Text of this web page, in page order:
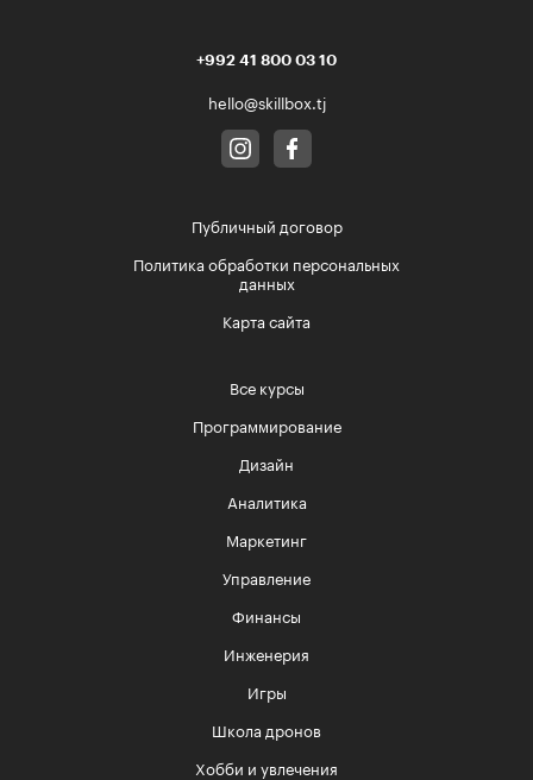
+992 41 800 03 10
hello@skillbox.tj
Публичный договор
Политика обработки персональных
данных
Карта сайта
Все курсы
Программирование
Дизайн
Аналитика
Маркетинг
Управление
Финансы
Инженерия
Игры
Школа дронов
Хобби и увлечения